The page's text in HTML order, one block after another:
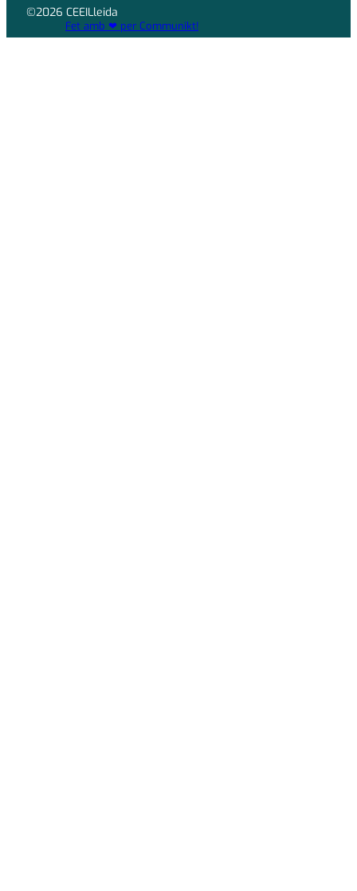
©2026 CEEILleida
Fet amb ❤ per Communikt!